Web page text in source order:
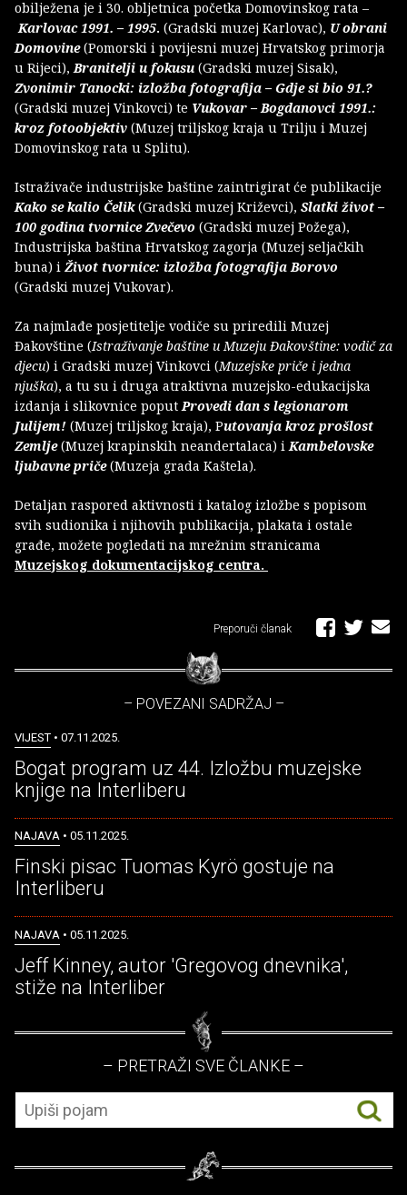
obilježena je i 30. obljetnica početka Domovinskog rata –
Karlovac 1991. – 1995. (Gradski muzej Karlovac), U obrani
Domovine(Pomorski i povijesni muzej Hrvatskog primorja
u Rijeci),Branitelji u fokusu (Gradski muzej Sisak),
Zvonimir Tanocki: izložba fotografija – Gdje si bio 91.?
(Gradski muzej Vinkovci) te Vukovar – Bogdanovci 1991.:
kroz fotoobjektiv (Muzej triljskog kraja u Trilju i Muzej
Domovinskog rata u Splitu).
Istraživače industrijske baštine zaintrigirat će publikacije
Kako se kalio Čelik(Gradski muzej Križevci), Slatki život –
100 godina tvornice Zvečevo (Gradski muzej Požega),
Industrijska baština Hrvatskog zagorja (Muzej seljačkih
buna) i Život tvornice: izložba fotografija Borovo
(Gradski muzej Vukovar).
Za najmlađe posjetitelje vodiče su priredili Muzej
Đakovštine (Istraživanje baštine u Muzeju Đakovštine: vodič za
djecu) i Gradski muzej Vinkovci (Muzejske priče i jedna
njuška), a tu su i druga atraktivna muzejsko-edukacijska
izdanja i slikovnice poputProvedi dan s legionarom
Julijem! (Muzej triljskog kraja), Putovanja kroz prošlost
Zemlje(Muzej krapinskih neandertalaca) iKambelovske
ljubavne priče(Muzeja grada Kaštela).
Detaljan raspored aktivnosti i katalog izložbe s popisom
svih sudionika i njihovih publikacija, plakata i ostale
građe, možete pogledati na mrežnim stranicama
Muzejskog dokumentacijskog centra.
Preporuči članak
– POVEZANI SADRŽAJ –
VIJEST • 07.11.2025.
Bogat program uz 44. Izložbu muzejske
knjige na Interliberu
NAJAVA • 05.11.2025.
Finski pisac Tuomas Kyrö gostuje na
Interliberu
NAJAVA • 05.11.2025.
Jeff Kinney, autor 'Gregovog dnevnika',
stiže na Interliber
– PRETRAŽI SVE ČLANKE –